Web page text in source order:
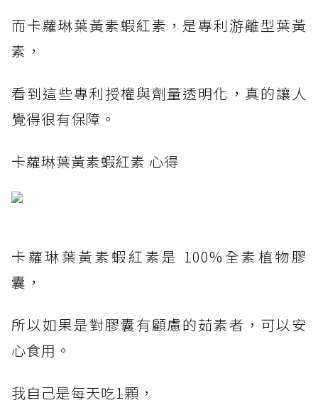
而卡蘿琳葉黃素蝦紅素，是專利游離型葉黃
素，
看到這些專利授權與劑量透明化，真的讓人
覺得很有保障。
卡蘿琳葉黃素蝦紅素 心得
卡蘿琳葉黃素蝦紅素是 100%全素植物膠
囊，
所以如果是對膠囊有顧慮的茹素者，可以安
心食用。
我自己是每天吃1顆，